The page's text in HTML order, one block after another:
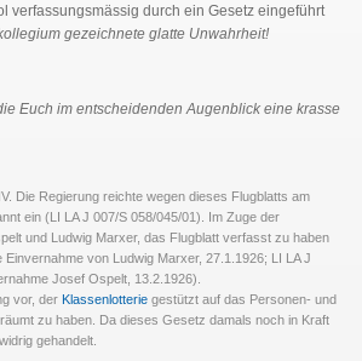
verfassungsmässig durch ein Gesetz eingeführt
gezeichnete glatte Unwahrheit!
Euch im entscheidenden Augenblick eine krasse
Die Regierung reichte wegen dieses Flugblatts am
ein (LI LA J 007/S 058/045/01). Im Zuge der
und Ludwig Marxer, das Flugblatt verfasst zu haben
von Ludwig Marxer, 27.1.1926; LI LA J
Josef Ospelt, 13.2.1926).
vor, der Klassenlotterie gestützt auf das Personen- und
zu haben. Da dieses Gesetz damals noch in Kraft
gehandelt.